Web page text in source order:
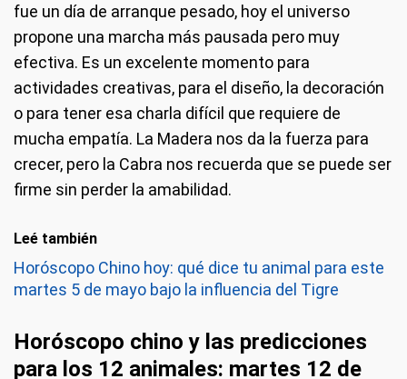
fue un día de arranque pesado, hoy el universo
propone una marcha más pausada pero muy
efectiva. Es un excelente momento para
actividades creativas, para el diseño, la decoración
o para tener esa charla difícil que requiere de
mucha empatía. La Madera nos da la fuerza para
crecer, pero la Cabra nos recuerda que se puede ser
firme sin perder la amabilidad.
Leé también
Horóscopo Chino hoy: qué dice tu animal para este
martes 5 de mayo bajo la influencia del Tigre
Horóscopo chino y las predicciones
para los 12 animales: martes 12 de